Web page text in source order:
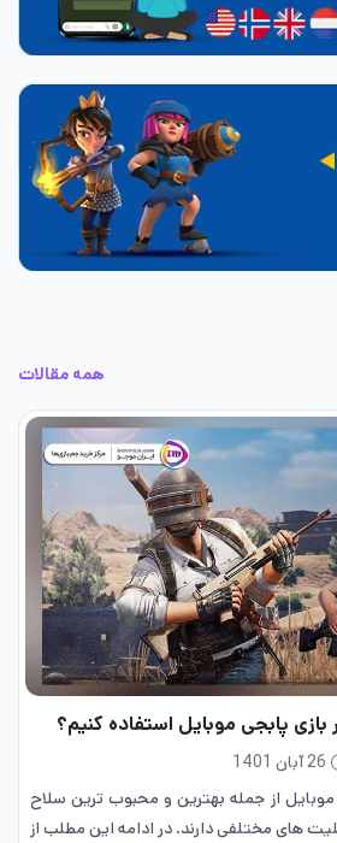
همه مقالات
بازی پابجی موبایل استفاده کنیم؟
26 آبان 1401
موبایل از جمله بهترین و محبوب ترین سلاح
های مختلفی دارند. در ادامه این مطلب از